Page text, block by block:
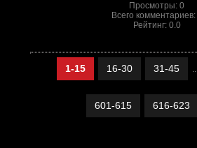
Просмотры:0
Всего комментариев:
Рейтинг: 0.0
1-15 16-30 31-45 ..
601-615 616-623